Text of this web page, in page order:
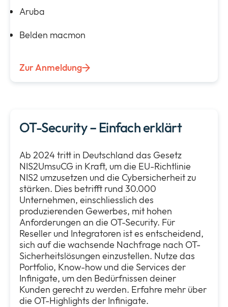
Aruba
Belden macmon
Zur Anmeldung
OT-Security – Einfach erklärt
Ab 2024 tritt in Deutschland das Gesetz
NIS2UmsuCG in Kraft, um die EU-Richtlinie
NIS2 umzusetzen und die Cybersicherheit zu
stärken. Dies betrifft rund 30.000
Unternehmen, einschliesslich des
produzierenden Gewerbes, mit hohen
Anforderungen an die OT-Security. Für
Reseller und Integratoren ist es entscheidend,
sich auf die wachsende Nachfrage nach OT-
Sicherheitslösungen einzustellen. Nutze das
Portfolio, Know-how und die Services der
Infinigate, um den Bedürfnissen deiner
Kunden gerecht zu werden. Erfahre mehr über
die OT-Highlights der Infinigate.